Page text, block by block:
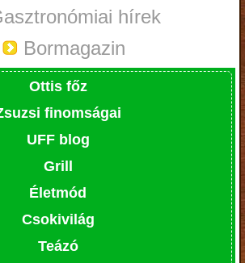
hírek
Bormagazin
Ottis főz
finomságai
UFF blog
Grill
Életmód
Csokivilág
Teázó